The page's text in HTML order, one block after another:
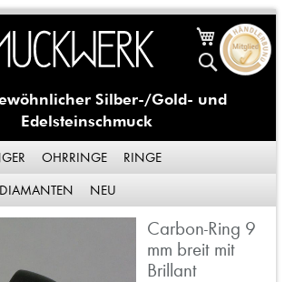
Mein
Suche
Silber-/Gold- und
Edelsteinschmuck
OHRRINGE
RINGE
DIAMANTEN NEU
Carbon-Ring 9
mm breit mit
Brillant